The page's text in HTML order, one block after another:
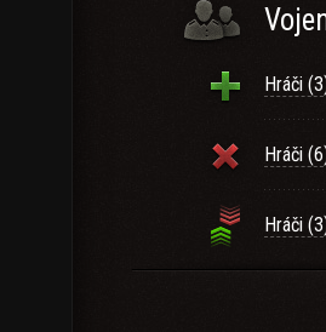
Hráči
Hráči
Hráči